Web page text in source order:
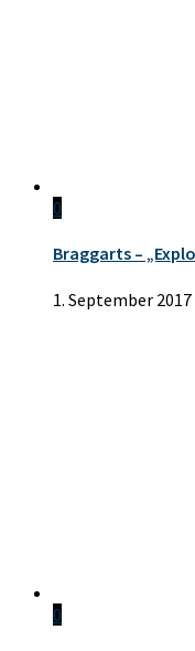
0
Braggarts –
1. September 2017
0